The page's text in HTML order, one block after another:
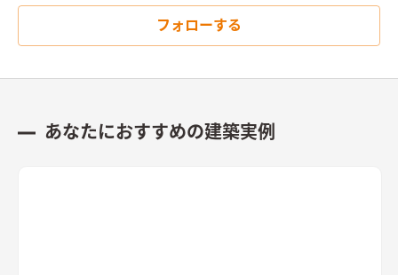
フォローする
あなたにおすすめの建築実例